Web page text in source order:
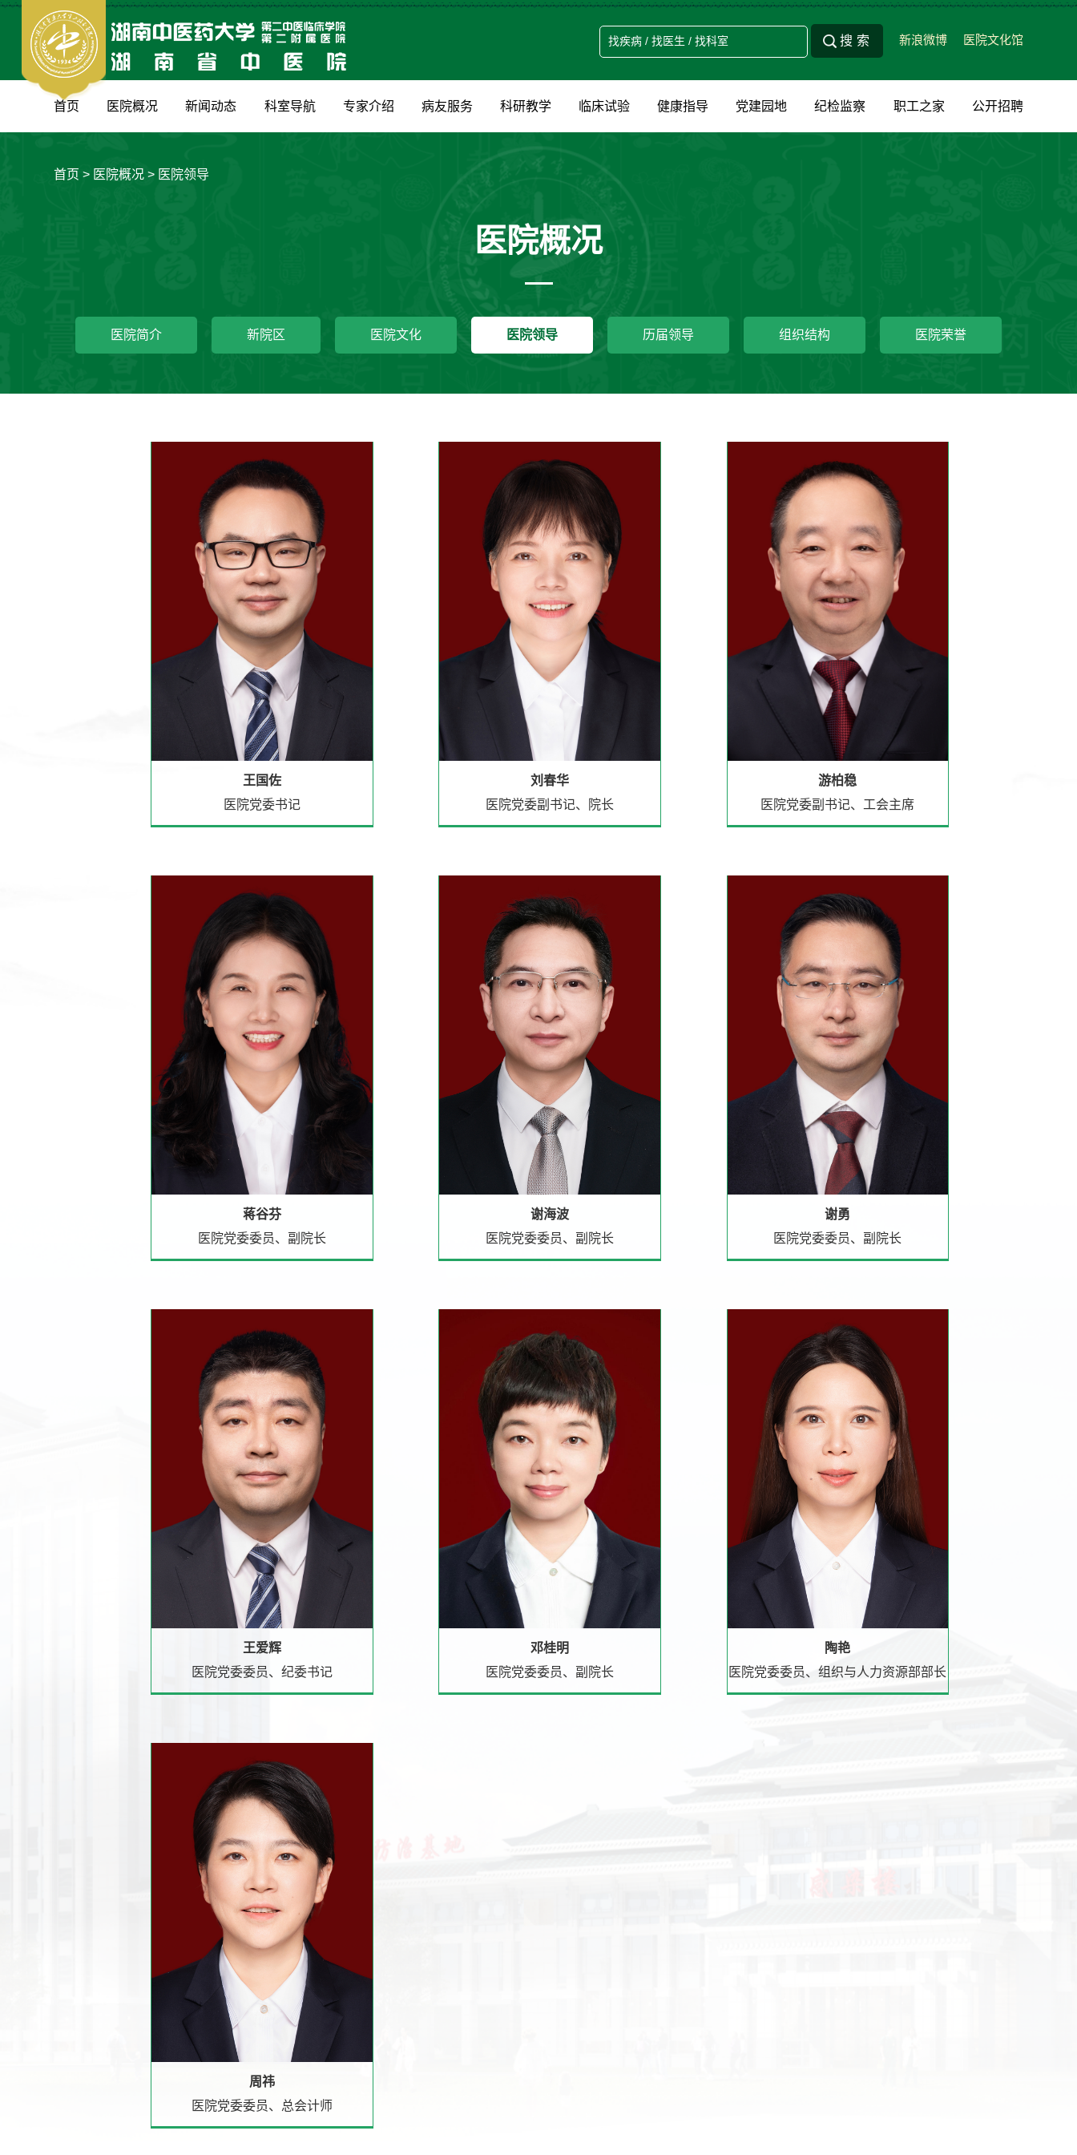
新浪微博 医院文化馆
首页 医院概况 新闻动态 科室导航 专家介绍 病友服务 科研教学 临床试验 健康指导 党建园地 纪检监察 职工之家 公开招聘
首页 > 医院概况 > 医院领导
医院概况
医院简介 新院区 医院文化 医院领导 历届领导 组织结构 医院荣誉
王国佐
医院党委书记
刘春华
医院党委副书记、​院长
游柏稳
医院党委副书记、工会主席
蒋谷芬
医院党委委员、副院长
谢海波
医院党委委员、副院长
谢勇
医院党委委员、副院长
王爱辉
医院党委委员、纪委书记
邓桂明
医院党委委员、副院长
陶艳
医院党委委员、组织与人力资源部部长
周祎
医院党委委员、总会计师